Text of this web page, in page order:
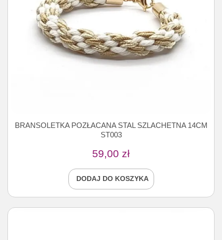
BRANSOLETKA POZŁACANA STAL SZLACHETNA 14CM
ST003
59,00 zł
DODAJ DO KOSZYKA